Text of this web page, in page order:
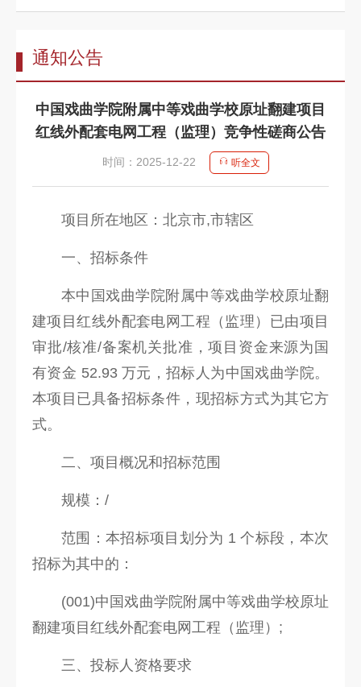
通知公告
中国戏曲学院附属中等戏曲学校原址翻建项目
红线外配套电网工程（监理）竞争性磋商公告
时间：2025-12-22 听全文
项目所在地区：北京市,市辖区
一、招标条件
本中国戏曲学院附属中等戏曲学校原址翻
建项目红线外配套电网工程（监理）已由项目
审批/核准/备案机关批准，项目资金来源为国
有资金 52.93 万元，招标人为中国戏曲学院。
本项目已具备招标条件，现招标方式为其它方
式。
二、项目概况和招标范围
规模：/
范围：本招标项目划分为 1 个标段，本次
招标为其中的：
(001)中国戏曲学院附属中等戏曲学校原址
翻建项目红线外配套电网工程（监理）;
三、投标人资格要求